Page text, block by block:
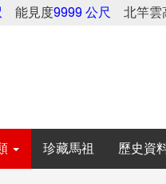
能見度9999 公尺 北竿雲
珍藏馬祖 歷史資